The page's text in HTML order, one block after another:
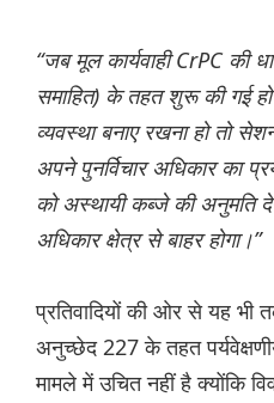
“जब मूल कार्यवाही CrPC की
समाहित) के तहत शुरू की गई
व्यवस्था बनाए रखना हो तो
अपने पुनर्विचार अधिकार का
को अस्थायी कब्जे की अनुमति
अधिकार क्षेत्र से बाहर होगा।”
प्रतिवादियों की ओर से यह भी
अनुच्छेद 227 के तहत
मामले में उचित नहीं है क्योंकि